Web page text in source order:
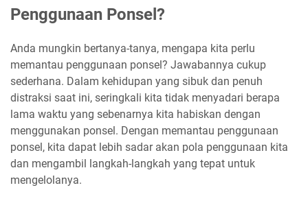
Penggunaan Ponsel?
Anda mungkin bertanya-tanya, mengapa kita perlu
memantau penggunaan ponsel? Jawabannya cukup
sederhana. Dalam kehidupan yang sibuk dan penuh
distraksi saat ini, seringkali kita tidak menyadari berapa
lama waktu yang sebenarnya kita habiskan dengan
menggunakan ponsel. Dengan memantau penggunaan
ponsel, kita dapat lebih sadar akan pola penggunaan kita
dan mengambil langkah-langkah yang tepat untuk
mengelolanya.